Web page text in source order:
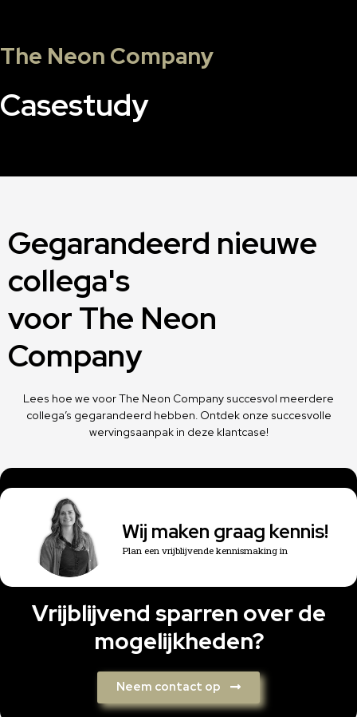
The Neon Company
Casestudy
Gegarandeerd nieuwe
collega's
voor The Neon
Company
Lees hoe we voor The Neon Company succesvol meerdere
collega’s gegarandeerd hebben. Ontdek onze succesvolle
wervingsaanpak in deze klantcase!
Wij maken graag kennis!
Plan een vrijblijvende kennismaking in
Vrijblijvend sparren over de
mogelijkheden?
Neem contact op